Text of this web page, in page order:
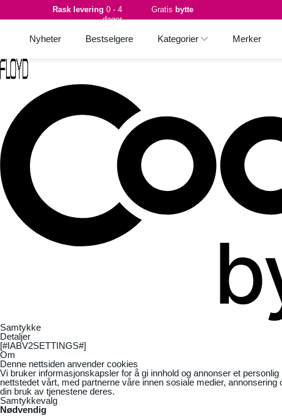
Samtykke
Detaljer
[#IABV2SETTINGS#]
Om
Denne nettsiden anvender cookies
Vi bruker informasjonskapsler for å gi innhold og annonser et
nettstedet vårt, med partnerne våre innen sosiale medier,
din bruk av tjenestene deres.
Samtykkevalg
Nødvendig
Rask levering 0 - 4
dager
Gratis bytte
Nyheter Bestselgere Kategorier Merker